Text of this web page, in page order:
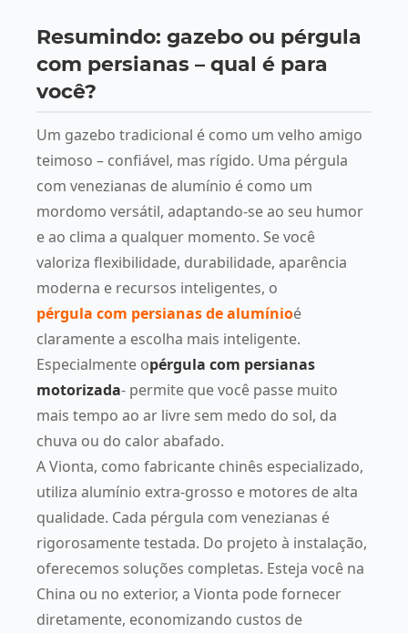
Resumindo: gazebo ou pérgula
com persianas – qual é para
você?
Um gazebo tradicional é como um velho amigo
teimoso – confiável, mas rígido. Uma pérgula
com venezianas de alumínio é como um
mordomo versátil, adaptando-se ao seu humor
e ao clima a qualquer momento. Se você
valoriza flexibilidade, durabilidade, aparência
moderna e recursos inteligentes, o
pérgula com persianas de alumínioé
claramente a escolha mais inteligente.
Especialmente opérgula com persianas
motorizada- permite que você passe muito
mais tempo ao ar livre sem medo do sol, da
chuva ou do calor abafado.
A Vionta, como fabricante chinês especializado,
utiliza alumínio extra-grosso e motores de alta
qualidade. Cada pérgula com venezianas é
rigorosamente testada. Do projeto à instalação,
oferecemos soluções completas. Esteja você na
China ou no exterior, a Vionta pode fornecer
diretamente, economizando custos de